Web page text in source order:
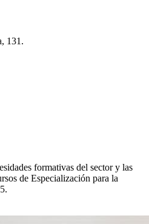
131.
formativas del sector y las
de Especialización para la